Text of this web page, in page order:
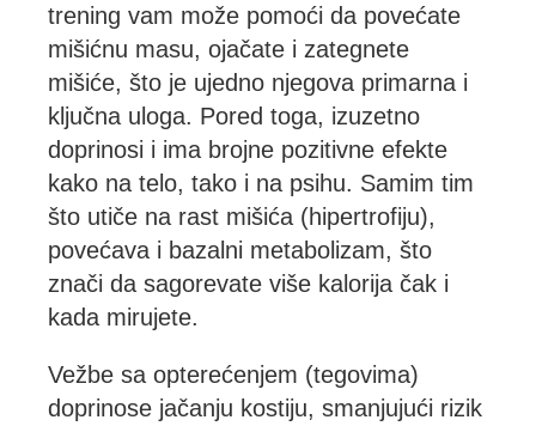
trening vam može pomoći da povećate
mišićnu masu, ojačate i zategnete
mišiće, što je ujedno njegova primarna i
ključna uloga. Pored toga, izuzetno
doprinosi i ima brojne pozitivne efekte
kako na telo, tako i na psihu. Samim tim
što utiče na rast mišića (hipertrofiju),
povećava i bazalni metabolizam, što
znači da sagorevate više kalorija čak i
kada mirujete.
Vežbe sa opterećenjem (tegovima)
doprinose jačanju kostiju, smanjujući rizik